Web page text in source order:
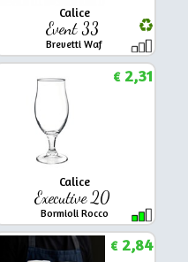
Calice
Event 33
Brevetti Waf
Calice
Executive 20
Bormioli Rocco
€2,31
€2,84